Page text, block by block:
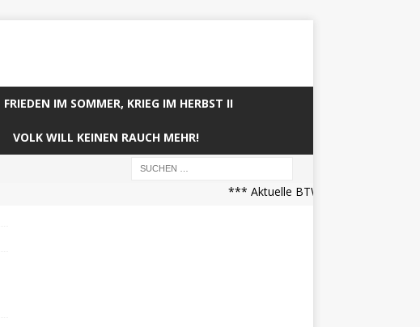
FRIEDEN IM SOMMER, KRIEG IM HERBST II
VOLK WILL KEINEN RAUCH MEHR!
*** Aktuelle BTW21 Prognose